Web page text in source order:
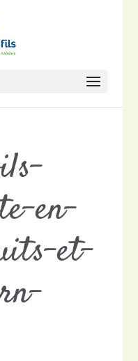
en-
et-